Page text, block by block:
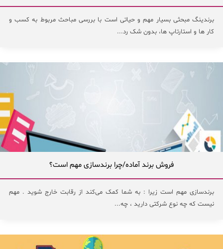
برندینگ مبحثی بسیار مهم و حیاتی است با بررسی مباحث مربوط به کسب و
کار ها و استارتاپ ها، بدون شک رد...
فروش برند آماده/چرا برندسازی مهم است؟
برندسازی مهم است زیرا : به شما کمک می‌کند از رقابت خارج شوید . مهم
نیست که چه نوع شرکتی دارید ، چه...